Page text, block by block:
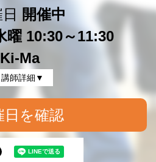
開催中
曜 10:30～11:30
Ki-Ma
講師詳細▼
日を確認